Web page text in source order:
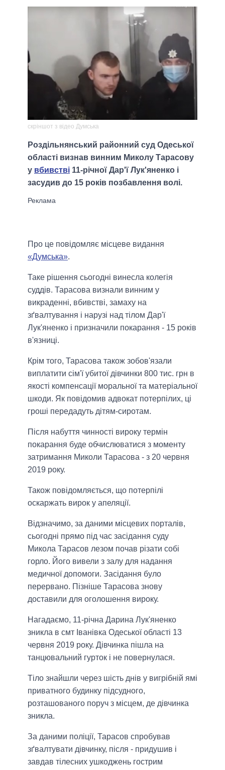
скріншот з відео Думська
Роздільнянський районний суд Одеської
області визнав винним Миколу Тарасову
у вбивстві 11-річної Дар'ї Лук'яненко і
засудив до 15 років позбавлення волі.
Про це повідомляє місцеве видання
«Думська».
Таке рішення сьогодні винесла колегія
суддів. Тарасова визнали винним у
викраденні, вбивстві, замаху на
зґвалтування і нарузі над тілом Дар'ї
Лук'яненко і призначили покарання - 15 років
в'язниці.
Крім того, Тарасова також зобов'язали
виплатити сім'ї убитої дівчинки 800 тис. грн в
якості компенсації моральної та матеріальної
шкоди. Як повідомив адвокат потерпілих, ці
гроші передадуть дітям-сиротам.
Після набуття чинності вироку термін
покарання буде обчислюватися з моменту
затримання Миколи Тарасова - з 20 червня
2019 року.
Також повідомляється, що потерпілі
оскаржать вирок у апеляції.
Відзначимо, за даними місцевих порталів,
сьогодні прямо під час засідання суду
Микола Тарасов лезом почав різати собі
горло. Його вивели з залу для надання
медичної допомоги. Засідання було
перервано. Пізніше Тарасова знову
доставили для оголошення вироку.
Нагадаємо, 11-річна Дарина Лук'яненко
зникла в смт Іванівка Одеської області 13
червня 2019 року. Дівчинка пішла на
танцювальний гурток і не повернулася.
Тіло знайшли через шість днів у вигрібній ямі
приватного будинку підсудного,
розташованого поруч з місцем, де дівчинка
зникла.
За даними поліції, Тарасов спробував
зґвалтувати дівчинку, після - придушив і
завдав тілесних ушкоджень гострим